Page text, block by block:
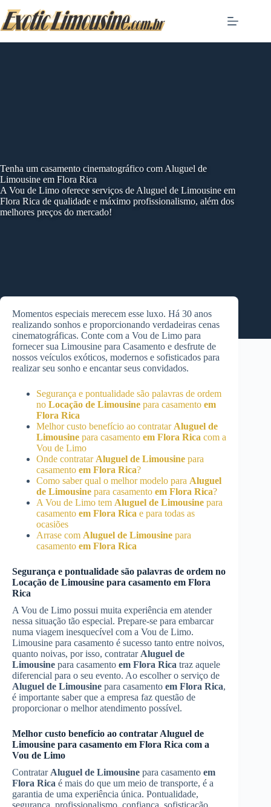
to
content
Tenha um casamento cinematográfico com Aluguel de
Limousine em Flora Rica
A Vou de Limo oferece serviços de Aluguel de Limousine em
Flora Rica de qualidade e máximo profissionalismo, além dos
melhores preços do mercado!
Momentos especiais merecem esse luxo. Há 30 anos
realizando sonhos e proporcionando verdadeiras cenas
cinematográficas. Conte com a Vou de Limo para
fornecer sua Limousine para Casamento e desfrute de
nossos veículos exóticos, modernos e sofisticados para
realizar seu sonho e encantar seus convidados.
Segurança e pontualidade são palavras de ordem
no Locação de Limousine para casamento em
Flora Rica
Melhor custo benefício ao contratar Aluguel de
Limousine para casamento em Flora Rica com a
Vou de Limo
Onde contratar Aluguel de Limousine para
casamento em Flora Rica?
Como saber qual o melhor modelo para Aluguel
de Limousine para casamento em Flora Rica?
A Vou de Limo tem Aluguel de Limousine para
casamento em Flora Rica e para todas as
ocasiões
Arrase com Aluguel de Limousine para
casamento em Flora Rica
Segurança e pontualidade são palavras de ordem no
Locação de Limousine para casamento em Flora
Rica
A Vou de Limo possui muita experiência em atender
nessa situação tão especial. Prepare-se para embarcar
numa viagem inesquecível com a Vou de Limo.
Limousine para casamento é sucesso tanto entre noivos,
quanto noivas, por isso, contratar Aluguel de
Limousine para casamento em Flora Rica traz aquele
diferencial para o seu evento. Ao escolher o serviço de
Aluguel de Limousine para casamento em Flora Rica,
é importante saber que a empresa faz questão de
proporcionar o melhor atendimento possível.
Melhor custo benefício ao contratar Aluguel de
Limousine para casamento em Flora Rica com a
Vou de Limo
Contratar Aluguel de Limousine para casamento em
Flora Rica é mais do que um meio de transporte, é a
garantia de uma experiência única. Pontualidade,
segurança, profissionalismo, confiança, sofisticação,